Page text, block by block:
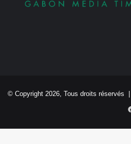
© Copyright 2026, Tous droits réservés |